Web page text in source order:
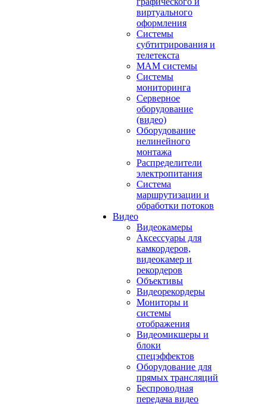
виртуального
оформления
Системы
субтитрирования и
телетекста
MAM системы
Системы
мониторинга
Серверное
оборудование
(видео)
Оборудование
нелинейного
монтажа
Распределители
электропитания
Система
маршрутизации и
обработки потоков
Видео
Видеокамеры
Аксессуары для
камкордеров,
видеокамер и
рекордеров
Объективы
Видеорекордеры
Мониторы и
системы
отображения
Видеомикшеры и
блоки
спецэффектов
Оборудование для
прямых трансляций
Беспроводная
передача видео